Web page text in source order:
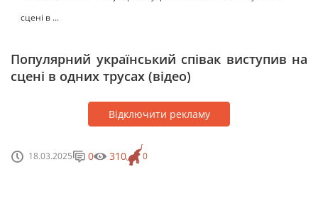
сцені в ...
Популярний український співак виступив на
сцені в одних трусах (відео)
Відключити рекламу
18.03.2025 0
0 310